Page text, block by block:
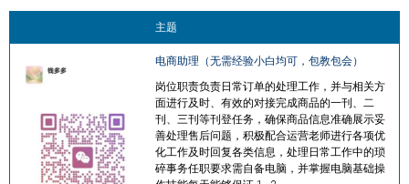
主题
电商助理（无需经验小白均可，包教包会）
岗位职责负责日常订单的处理工作，并与相关方
面进行及时、有效的对接完成商品的一刊、二
刊、三刊等刊登任务，确保商品信息准确展示妥
善处理售后问题，积极配合运营老师进行各项优
化工作及时回复各类信息，处理日常工作中的琐
碎事务任职要求需自备电脑，并掌握电脑基础操